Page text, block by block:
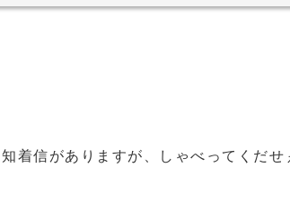
信がありますが、しゃべってくだ